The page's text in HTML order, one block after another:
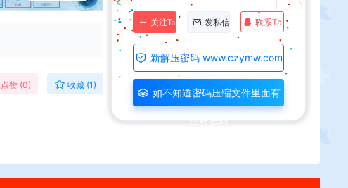
点赞 (0) 收藏 (1)
关注Ta 发私信 联系Ta
新解压密码 www.czymw.com
如不知道密码压缩文件里面有